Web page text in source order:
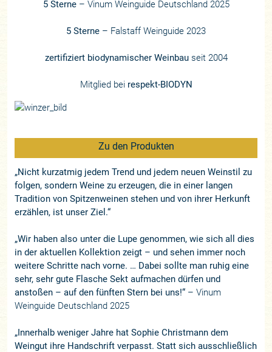
5 Sterne– Vinum Weinguide Deutschland 2025
5 Sterne – Falstaff Weinguide 2023
zertifiziert biodynamischer Weinbau seit 2004
Mitglied bei respekt-BIODYN
Zu den Produkten
„Nicht kurzatmig jedem Trend und jedem neuen Weinstil zu
folgen, sondern Weine zu erzeugen, die in einer langen
Tradition von Spitzenweinen stehen und von ihrer Herkunft
erzählen, ist unser Ziel.“
„Wir haben also unter die Lupe genommen, wie sich all dies
in der aktuellen Kollektion zeigt – und sehen immer noch
weitere Schritte nach vorne. … Dabei sollte man ruhig eine
sehr, sehr gute Flasche Sekt aufmachen dürfen und
anstoßen – auf den fünften Stern bei uns!“ – Vinum
Weinguide Deutschland 2025
„Innerhalb weniger Jahre hat Sophie Christmann dem
Weingut ihre Handschrift verpasst. Statt sich ausschließlich